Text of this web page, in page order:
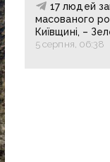
17 людей
масованого
Київщині, –
5 серпня, 06:38